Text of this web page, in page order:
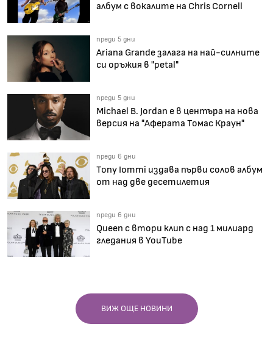
албум с вокалите на Chris Cornell
преди 5 дни
Ariana Grande залага на най-силните
си оръжия в "petal"
преди 5 дни
Michael B. Jordan е в центъра на нова
версия на "Аферата Томас Краун"
преди 6 дни
Tony Iommi издава първи солов албум
от над две десетилетия
преди 6 дни
Queen с втори клип с над 1 милиард
гледания в YouTube
ВИЖ ОЩЕ НОВИНИ